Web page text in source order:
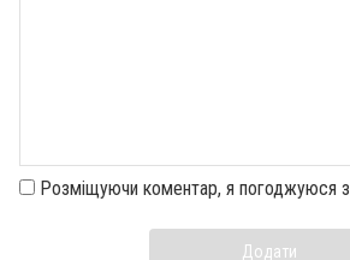
Розміщуючи коментар, я погоджуюся з
Додати